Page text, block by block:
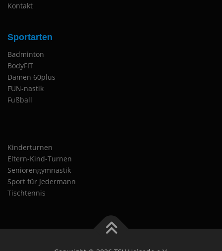
Kontakt
Sportarten
Badminton
BodyFIT
Damen 60plus
FUN-nastik
Fußball
Kinderturnen
Eltern-Kind-Turnen
Seniorengymnastik
Sport für Jedermann
Tischtennis